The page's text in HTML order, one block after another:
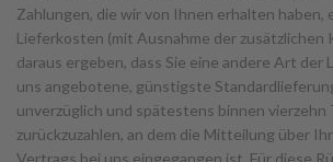
Zahlungen, die wir von Ihnen erhalten haben,
Lieferkosten (mit Ausnahme der zusätzlichen
daraus ergeben, dass Sie eine andere Art der
uns angebotene, günstigste
unverzüglich und spätestens binnen vierzehn
zurückzuzahlen, an dem die Mitteilung über
Vertrags bei uns eingegangen ist. Für diese